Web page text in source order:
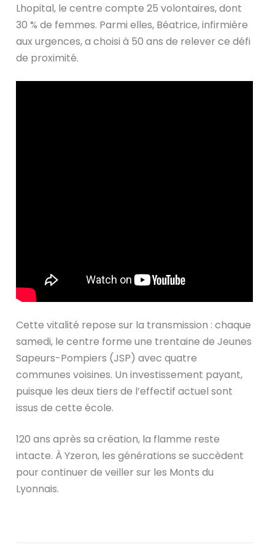
Lhopital, le centre compte 25 volontaires, dont
30 % de femmes. Parmi elles, Béatrice, infirmière
aux urgences, a choisi à 50 ans de relever ce défi
de proximité.
Cette vitalité repose sur la transmission : chaque
samedi, le centre forme une trentaine de Jeunes
Sapeurs-Pompiers (JSP) avec quatre
communes voisines. Un investissement payant,
puisque les deux tiers de l’effectif actuel sont
issus de cette école.
120 ans après sa création, la flamme reste
intacte. À Yzeron, les générations se succèdent
pour continuer de veiller sur les Monts du
Lyonnais.